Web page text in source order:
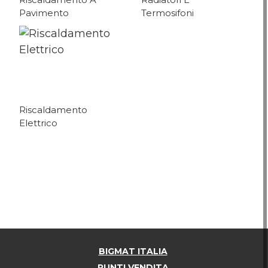
Pavimento
Termosifoni
Riscaldamento
Elettrico
BIGMAT ITALIA